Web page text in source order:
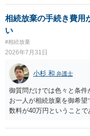
理証明を家庭裁判所で取
してください。 質問２に
ば、第１回期日は出席す
はないので、ｍｉｎｔｓで
限までに届けばよい）で
にお問い合わせください。
相続放棄の手続き費用
い
#相続放棄
2026年7月31日
小杉 和 弁護士
御質問だけでは色々と条
お一人が相続放棄を御希
数料が40万円ということ
です。 ただ、弁護士に払